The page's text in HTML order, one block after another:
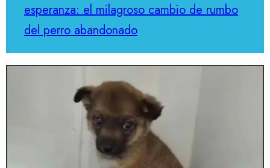
esperanza: el milagroso cambio de rumbo
del perro abandonado